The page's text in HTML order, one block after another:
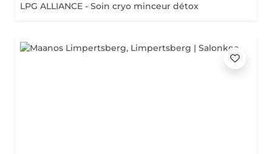
LPG ALLIANCE - Soin cryo minceur détox